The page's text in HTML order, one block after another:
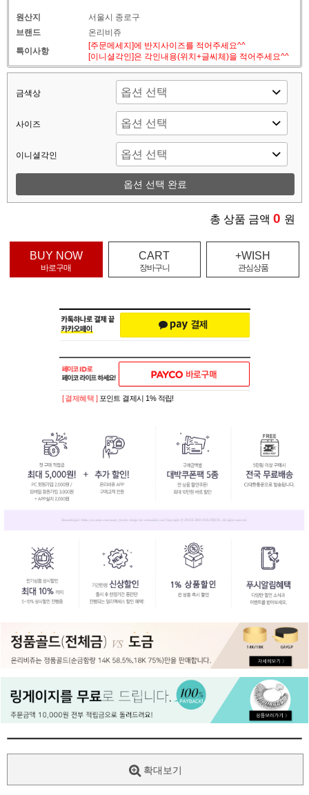
원산지
서울시 종로구
브랜드
온리비쥬
특이사항
[주문메세지]에 반지사이즈를 적어주세요^^
[이니셜각인]은 각인내용(위치+글씨체)을 적어주세요^^
금색상
사이즈
이니셜각인
옵션 선택 완료
총 상품 금액 0 원
BUY NOW
바로구매
CART
장바구니
+WISH
관심상품
페이코 ID로
PAYCO 바로
[ 결제혜택 ] 포인트 결제시 1% 적립!
확대보기